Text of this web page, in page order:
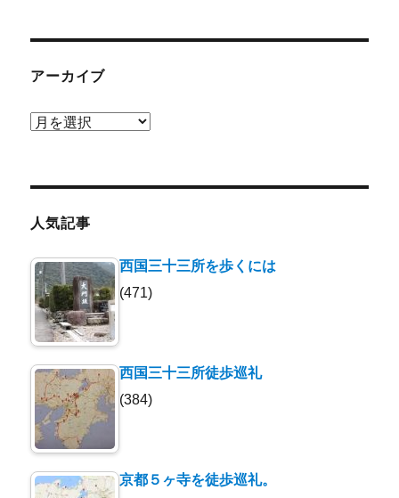
アーカイブ
ア
ブ
人気記事
西国三十三所を歩くには
(471)
西国三十三所徒歩巡礼
(384)
京都５ヶ寺を徒歩巡礼。